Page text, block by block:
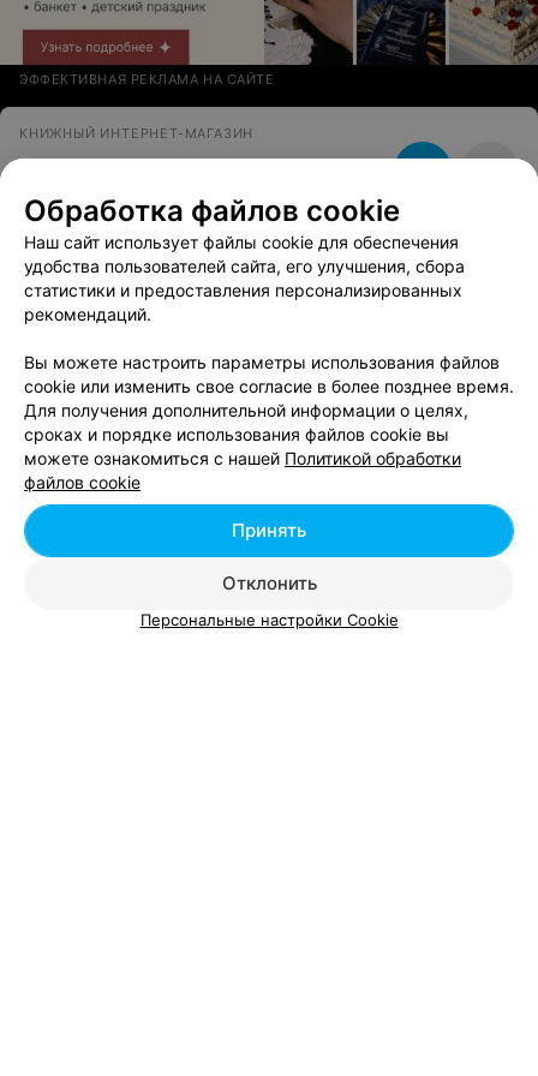
ЭФФЕКТИВНАЯ РЕКЛАМА НА САЙТЕ
КНИЖНЫЙ ИНТЕРНЕТ-МАГАЗИН
Совенок
Минск до 22:00
Вам будет интересно
Книжные магазины Первомайского района в
Минске
Книжные магазины Фрунзенского района Минска
Книжные магазины Ленинского района в Минске
Обработка файлов cookie
Наш сайт использует файлы cookie для обеспечения
удобства пользователей сайта, его улучшения, сбора
статистики и предоставления персонализированных
рекомендаций.
Вы можете настроить параметры использования файлов
cookie или изменить свое согласие в более позднее время.
Для получения дополнительной информации о целях,
сроках и порядке использования файлов cookie вы
можете ознакомиться с нашей Политикой обработки
файлов cookie
Отклонить
Принять
Персональные настройки Cookie